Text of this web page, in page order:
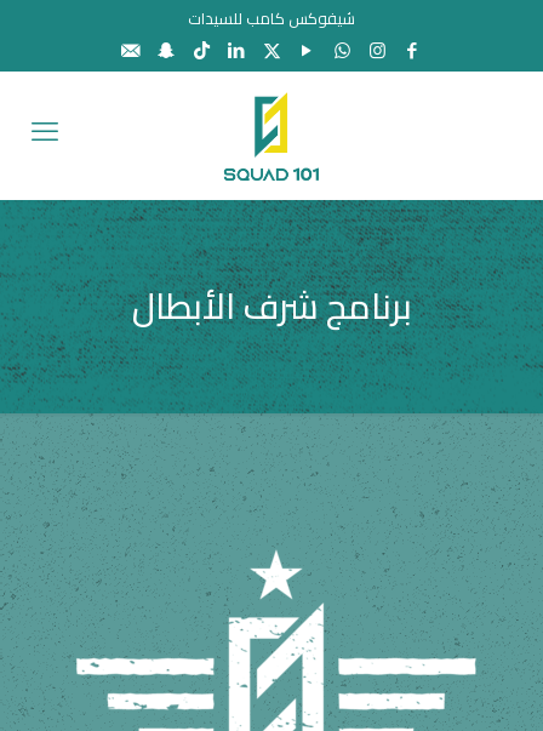
شيفوكس كامب للسيدات
برنامج شرف الأبطال